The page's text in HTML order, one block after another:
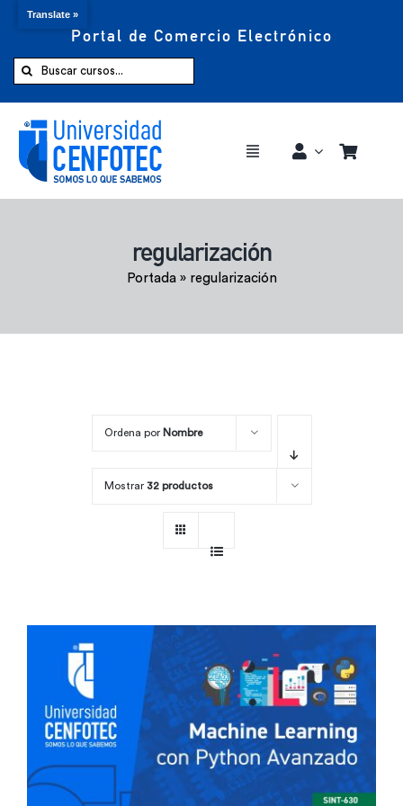
Portal de Comercio Electrónico
Buscar:
Toggle
Comprar ahora
regularización
Portada» regularización
Ordena por Nombre
Mostrar 32 productos
Translate »